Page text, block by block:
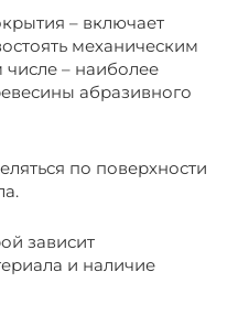
– включает
механическим
числе – наиболее
абразивного
по поверхности
зависит
и наличие